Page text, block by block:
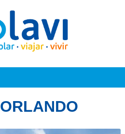
ORLANDO